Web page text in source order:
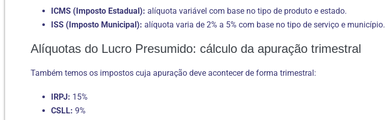
ICMS (Imposto Estadual): alíquota variável com base no tipo de produto e estado.
ISS (Imposto Municipal): alíquota varia de 2% a 5% com base no tipo de serviço e município.
Alíquotas do Lucro Presumido: cálculo da apuração trimestral
Também temos os impostos cuja apuração deve acontecer de forma trimestral:
IRPJ: 15%
CSLL: 9%